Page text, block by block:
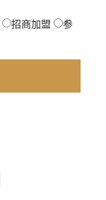
招商加盟
参